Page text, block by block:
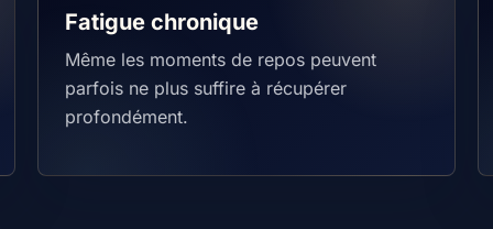
Fatigue chronique
Même les moments de repos peuvent
parfois ne plus suffire à récupérer
profondément.